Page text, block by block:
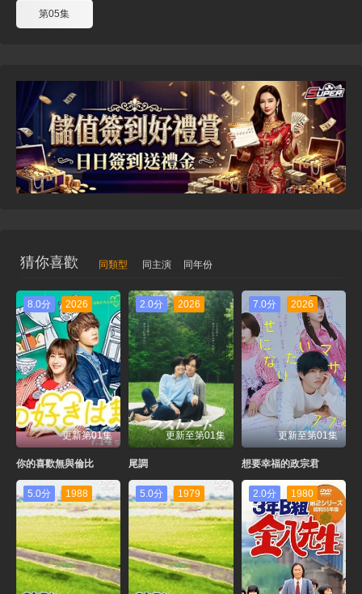
第05集
猜你喜歡 同類型 同主演 同年份
8.0分 2026
更新第01集
你的喜歡無與倫比
2.0分 2026
更新至第01集
尾調
7.0分 2026
更新至第01集
想要幸福的政宗君
5.0分 1988 5.0分 1979 2.0分 1980